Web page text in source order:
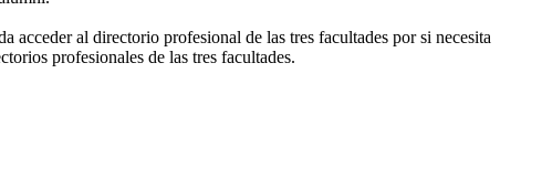
al directorio profesional de las tres facultades por si necesita
profesionales de las tres facultades.